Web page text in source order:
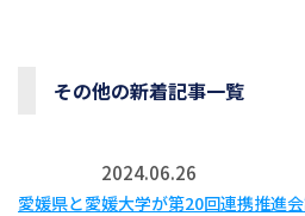
その他の新着記事一覧
2024.06.26
愛媛県と愛媛大学が第20回連携推進